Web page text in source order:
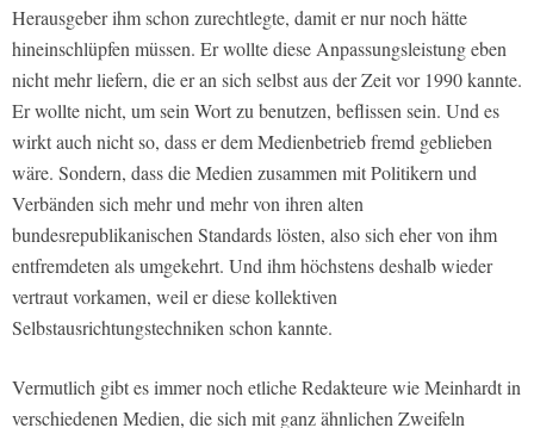
Herausgeber ihm schon zurechtlegte, damit er nur noch hätte
hineinschlüpfen müssen. Er wollte diese Anpassungsleistung eben
nicht mehr liefern, die er an sich selbst aus der Zeit vor 1990 kannte.
Er wollte nicht, um sein Wort zu benutzen, beflissen sein. Und es
wirkt auch nicht so, dass er dem Medienbetrieb fremd geblieben
wäre. Sondern, dass die Medien zusammen mit Politikern und
Verbänden sich mehr und mehr von ihren alten
bundesrepublikanischen Standards lösten, also sich eher von ihm
entfremdeten als umgekehrt. Und ihm höchstens deshalb wieder
vertraut vorkamen, weil er diese kollektiven
Selbstausrichtungstechniken schon kannte.
Vermutlich gibt es immer noch etliche Redakteure wie Meinhardt in
verschiedenen Medien, die sich mit ganz ähnlichen Zweifeln